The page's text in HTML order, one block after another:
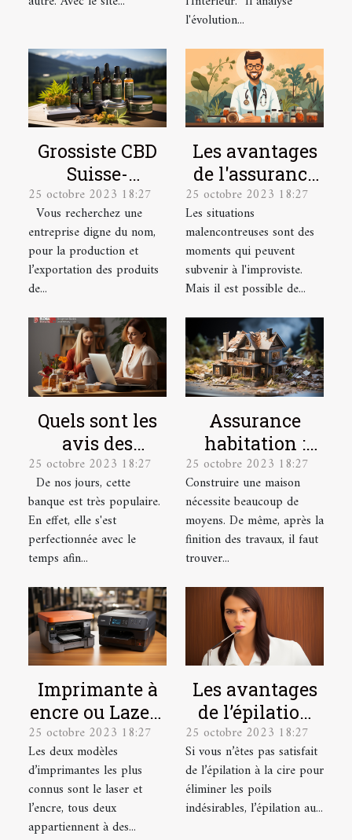
l'évolution...
Grossiste CBD
Suisse-
Producteur &
Exportateur
25 octobre 2023 18:27
Vous recherchez une
entreprise digne du nom,
pour la production et
l’exportation des produits
de...
Les avantages
de l'assurance
santé pour les
salariés
25 octobre 2023 18:27
Les situations
malencontreuses sont des
moments qui peuvent
subvenir à l'improviste.
Mais il est possible de...
Quels sont les
avis des
utilisateurs sur
la banque en
ligne
Boursorama ?
25 octobre 2023 18:27
De nos jours, cette
banque est très populaire.
En effet, elle s'est
perfectionnée avec le
temps afin...
Assurance
habitation :
quelles sont les
garanties ?
25 octobre 2023 18:27
Construire une maison
nécessite beaucoup de
moyens. De même, après la
finition des travaux, il faut
trouver...
Imprimante à
encre ou Lazer :
laquelle
choisir ?
25 octobre 2023 18:27
Les deux modèles
d’imprimantes les plus
connus sont le laser et
l’encre, tous deux
appartiennent à des...
Les avantages
de l’épilation
au laser et
comment se
préparer pour ?
25 octobre 2023 18:27
Si vous n’êtes pas satisfait
de l’épilation à la cire pour
éliminer les poils
indésirables, l’épilation au...